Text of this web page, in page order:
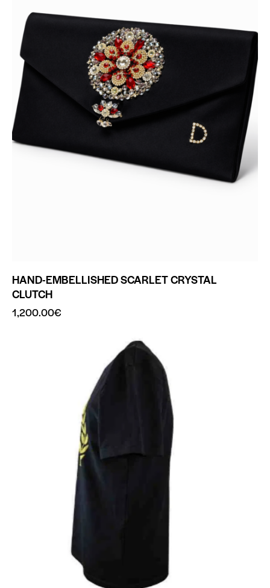
HAND-EMBELLISHED SCARLET CRYSTAL
CLUTCH
1,200.00€